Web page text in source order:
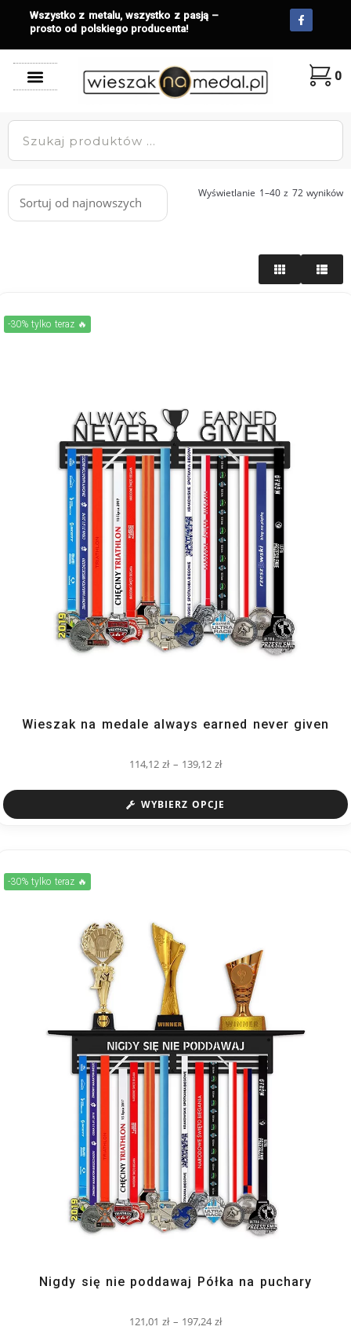
Wszystko z metalu, wszystko z pasją –
prosto od polskiego producenta!
0
Wyświetlanie 1–40 z 72 wyników
-30% tylko teraz 🔥
Wieszak na medale always earned never given
114,12zł – 139,12zł
WYBIERZ OPCJE
-30% tylko teraz 🔥
Nigdy się nie poddawaj Półka na puchary
121,01zł – 197,24zł